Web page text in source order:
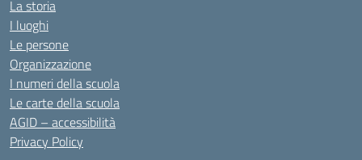
La storia
I luoghi
Le persone
Organizzazione
I numeri della scuola
Le carte della scuola
AGID – accessibilità
Privacy Policy